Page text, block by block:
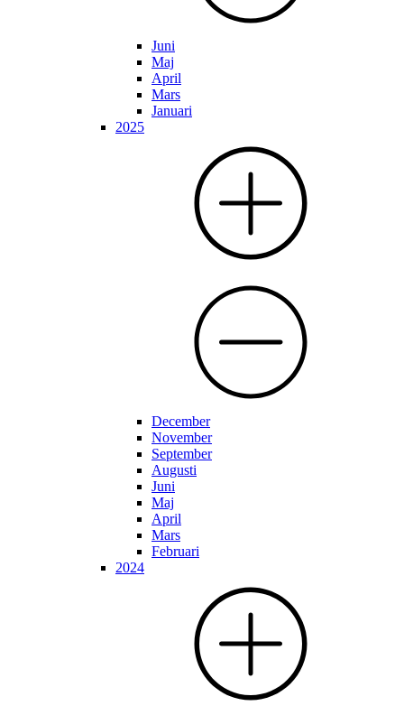
Juni
Maj
April
Mars
Januari
2025
December
November
September
Augusti
Juni
Maj
April
Mars
Februari
2024